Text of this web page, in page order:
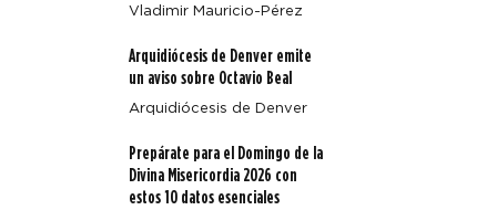
Vladimir Mauricio-Pérez
Arquidiócesis de Denver emite
un aviso sobre Octavio Beal
Arquidiócesis de Denver
Prepárate para el Domingo de la
Divina Misericordia 2026 con
estos 10 datos esenciales